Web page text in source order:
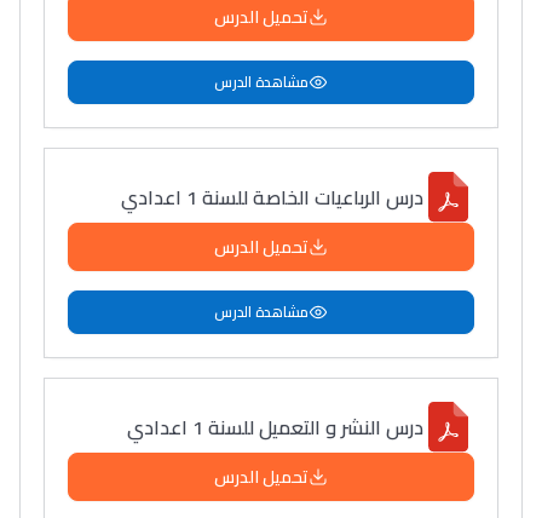
تحميل الدرس
مشاهدة الدرس
درس الرباعيات الخاصة للسنة 1 اعدادي
تحميل الدرس
مشاهدة الدرس
درس النشر و التعميل للسنة 1 اعدادي
تحميل الدرس